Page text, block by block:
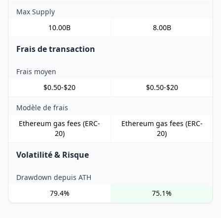
Max Supply
10.00B
8.00B
Frais de transaction
Frais moyen
$0.50-$20
$0.50-$20
Modèle de frais
Ethereum gas fees (ERC-
20)
Ethereum gas fees (ERC-
20)
Volatilité & Risque
Drawdown depuis ATH
79.4%
75.1%